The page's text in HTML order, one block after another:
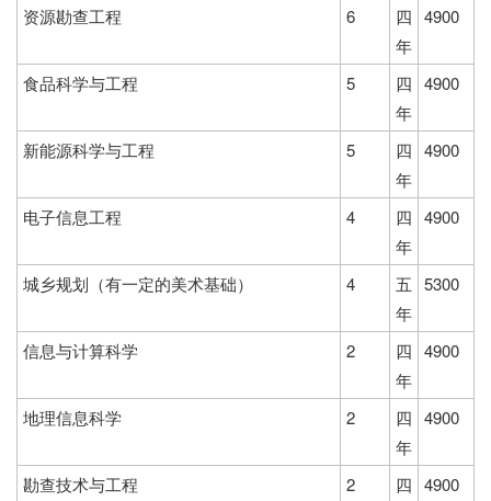
资源勘查工程 6
四
年
4900
食品科学与工程 5
四
年
4900
新能源科学与工程 5
四
年
4900
电子信息工程 4
四
年
4900
城乡规划（有一定的美术基础） 4
五
年
5300
信息与计算科学 2
四
年
4900
地理信息科学 2
四
年
4900
勘查技术与工程 2
四 4900